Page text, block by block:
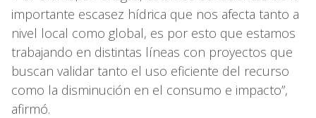
importante escasez hídrica que nos afecta tanto a
nivel local como global, es por esto que estamos
trabajando en distintas líneas con proyectos que
buscan validar tanto el uso eficiente del recurso
como la disminución en el consumo e impacto”,
afirmó.